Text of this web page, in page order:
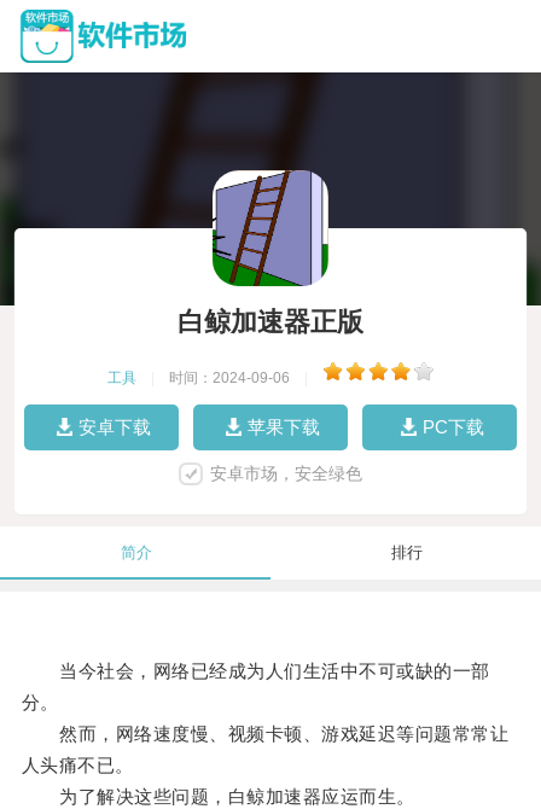
白鲸加速器正版
工具 时间：2024-09-06
安卓下载 苹果下载 PC下载
安卓市场，安全绿色
简介 排行
当今社会，网络已经成为人们生活中不可或缺的一部
分。
然而，网络速度慢、视频卡顿、游戏延迟等问题常常让
人头痛不已。
为了解决这些问题，白鲸加速器应运而生。